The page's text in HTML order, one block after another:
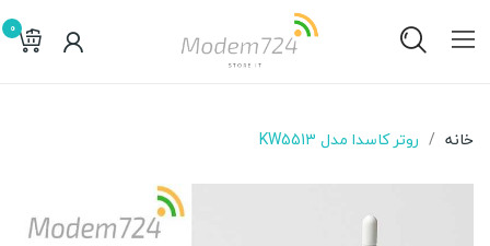
0
خانه روتر کاسدا مدل KW5513